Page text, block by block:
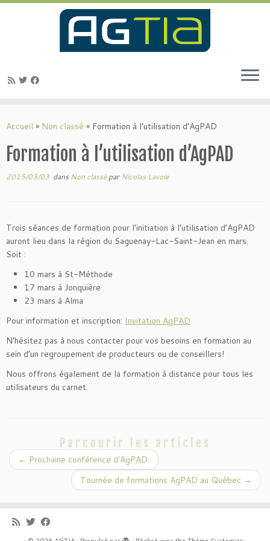
auAccueil » Non classé » Formation à l’utilisation d’AgPAD
Formation à l’utilisation d’AgPAD
2015/03/03 dans Non classéparNicolas Lavoie
Trois séances de formation pour l’initiation à l’utilisation d’AgPAD
auront lieu dans la région du Saguenay-Lac-Saint-Jean en mars.
Soit :
10 mars à St-Méthode
17 mars à Jonquière
23 mars à Alma
Pour information et inscription: Invitation AgPAD
N’hésitez pas à nous contacter pour vos besoins en formation au
sein d’un regroupement de producteurs ou de conseillers!
Nous offrons également de la formation à distance pour tous les
utilisateurs du carnet.
Parcourir les articles
← Prochaine conférence d’AgPAD.
Tournée de formations AgPAD au Québec →